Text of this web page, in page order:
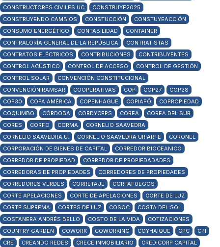
CONSTRUCTORES CIVILES UC
CONSTRUYE2025
CONSTRUYENDO CAMBIOS
CONSTUCCIÓN
CONSTUYEACCIÓN
CONSUMO ENERGÉTICO
CONTABILIDAD
CONTAINER
CONTRALORÍA GENERAL DE LA REPÚBLICA
CONTRATISTAS
CONTRATOS ELÉCTRICOS
CONTRIBUCIONES
CONTRIBUYENTES
CONTROL ACÚSTICO
CONTROL DE ACCESO
CONTROL DE GESTIÓN
CONTROL SOLAR
CONVENCIÓN CONSTITUCIONAL
CONVENCIÓN RAMSAR
COOPERATIVAS COP COP27
COP28
COP30
COPA AMÉRICA COPENHAGUE COPIAPÓ
COPROPIEDAD
COQUIMBO
CÓRDOBA CORDYCEPS COREA
COREA DEL SUR
CORES
CORFO CORMA
CORNELIO SAAVEDRA
CORNELIO SAAVEDRA U.
CORNELIO SAAVEDRA URIARTE
CORONEL
CORPORACIÓN DE BIENES DE CAPITAL
CORREDOR BIOCEANICO
CORREDOR DE PROPIEDAD
CORREDOR DE PROPIEDADADES
CORREDORAS DE PROPIEDADES
CORREDORES DE PROPIEDADES
CORREDORES VERDES
CORRETAJE
CORTAFUEGOS
CORTE APELACIONES
CORTE DE APELACIONES
CORTE DE LUZ
CORTE SUPREMA
CORTES DE LUZ COSOC
COSTA DEL SOL
COSTANERA ANDRÉS BELLO
COSTO DE LA VIDA
COTIZACIONES
COUNTRY GARDEN
COWORK COWORKING COYHAIQUE CPC
CPI
CRE
CREANDO REDES CRECE INMOBILIARIO
CREDICORP CAPITAL